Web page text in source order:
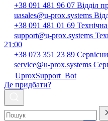
+38 091 481 96 07 Відділ
uasales@u-prox.systems
+38 091 481 01 69
support@u-prox.systems
21:00
+38 073 351 23 89
service@u-prox.systems
UproxSupport_Bot
Де придбати?